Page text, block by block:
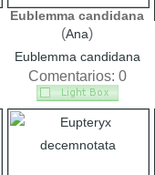
Eublemma candidana
(Ana)
Eublemma candidana
Comentarios: 0